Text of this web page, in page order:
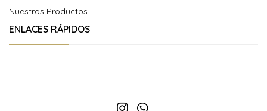
Nuestros Productos
ENLACES RÁPIDOS